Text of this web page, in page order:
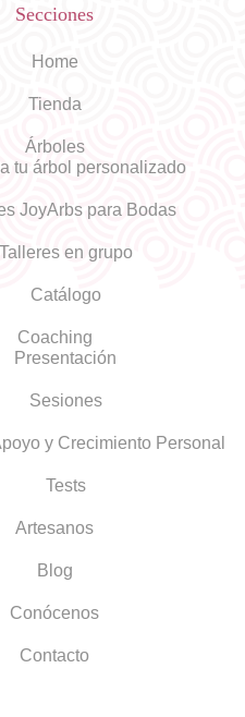
Secciones
Home
Tienda
Árboles
tu árbol personalizado
JoyArbs para Bodas
Talleres en grupo
Catálogo
Coaching
Presentación
Sesiones
y Crecimiento Personal
Tests
Artesanos
Blog
Conócenos
Contacto